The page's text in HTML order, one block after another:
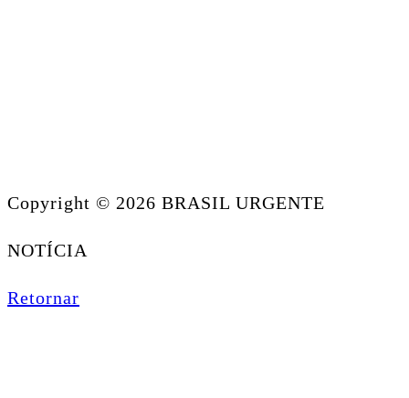
Copyright © 2026 BRASIL URGENTE
NOTÍCIA
Retornar